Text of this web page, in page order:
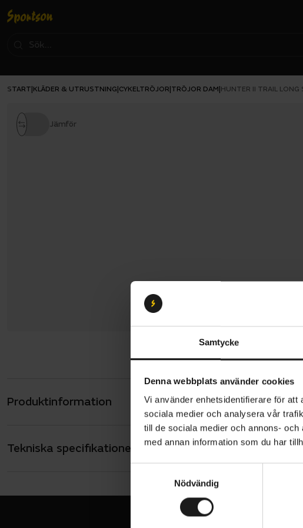
Samtycke
Denna webbplats använder cookies
Vi använder enhetsidentifierare för att
sociala medier och analysera vår
till de sociala medier och annons-
med annan information som du har
m
Nödvändig
START KLÄDER & UTRUSTNING CYKELTRÖJOR TRÖJOR DAM HUNTER II TRAIL LONG
Jämför
Produktinformation
Sweet Protection
komfort och stil i
stretchigt och
armarna och en
Normal
Tekniska specifikationer Allmänt